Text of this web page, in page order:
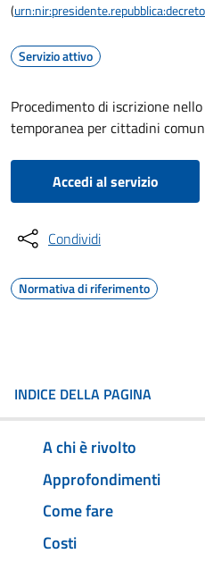
(
Servizio attivo
Procedimento di iscrizione
temporanea per cittadini
Accedi al servizio
Condividi
Normativa di riferimento
INDICE DELLA PAGINA
A chi è rivolto
Approfondimenti
Come fare
Costi